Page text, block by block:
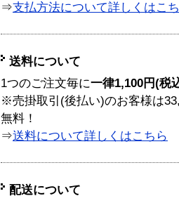
⇒支払方法について詳しくはこ
送料について
1つのご注文毎に一律1,100円(税
※売掛取引(後払い)のお客様は
無料！
⇒送料について詳しくはこちら
配送について